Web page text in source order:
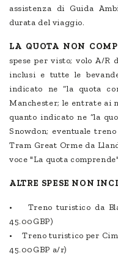
assistenza di Guida
durata del viaggio.
LA QUOTA NON
spese per visto; volo A/R
inclusi e tutte le
indicato ne “la quota
Manchester; le entrate ai
quanto indicato ne “la
Snowdon; eventuale
Tram Great Orme da
voce "La quota
ALTRE SPESE NON
• Treno turistico da
45.00GBP)
• Treno turistico per
45.00GBP a/r)